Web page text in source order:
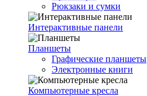
Рюкзаки и сумки
Интерактивные панели
Планшеты
Графические планшеты
Электронные книги
Компьютерные кресла